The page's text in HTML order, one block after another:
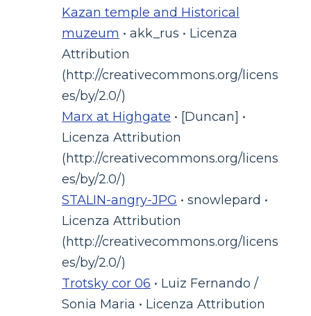
Kazan temple and Historical
muzeum • akk_rus • Licenza
Attribution
(http://creativecommons.org/licens
es/by/2.0/)
Marx at Highgate • [Duncan] •
Licenza Attribution
(http://creativecommons.org/licens
es/by/2.0/)
STALIN-angry-JPG • snowlepard •
Licenza Attribution
(http://creativecommons.org/licens
es/by/2.0/)
Trotsky cor 06 • Luiz Fernando /
Sonia Maria • Licenza Attribution